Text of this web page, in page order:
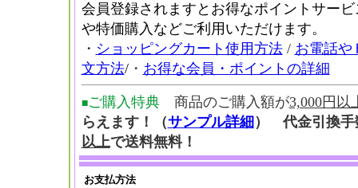
会員登録されますとお得なポイントサー
や特価購入などご利用いただけます。
・ ショッピングカート使用方法/ お電話や
文方法/・ お得な会員・ポイントの詳細
■ご購入特典商品のご購入額が3,000円以
らえます！
（サンプル詳細 ） 代金引換手
以上で送料無料！
お支払方法